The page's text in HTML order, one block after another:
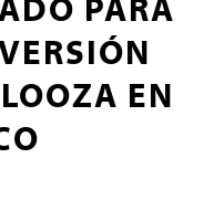
PARA
EN